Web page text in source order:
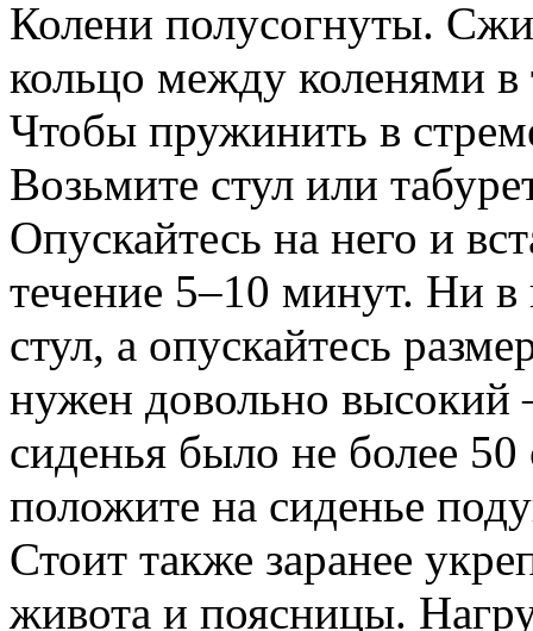
Колени полусогнуты.
кольцо между коленями
Чтобы пружинить в
Возьмите стул или
Опускайтесь на него и
течение 5–10 минут. Ни в
стул, а опускайтесь
нужен довольно высокий
сиденья было не более
положите на сиденье
Стоит также заранее
живота и поясницы.